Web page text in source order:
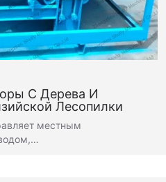
С Дерева И
Лесопилки
местным